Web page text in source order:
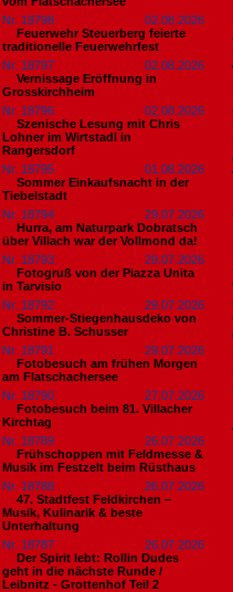
Nr. 18798
02.08.2026
Feuerwehr Steuerberg feierte
traditionelle Feuerwehrfest
Nr. 18797
02.08.2026
Vernissage Eröffnung in
Grosskirchheim
Nr. 18796
02.08.2026
Szenische Lesung mit Chris
Lohner im Wirtstadl in
Rangersdorf
Nr. 18795
01.08.2026
Sommer Einkaufsnacht in der
Tiebelstadt
Nr. 18794
29.07.2026
Hurra, am Naturpark Dobratsch
über Villach war der Vollmond da!
Nr. 18793
29.07.2026
Fotogruß von der Piazza Unita
in Tarvisio
Nr. 18792
29.07.2026
Sommer-Stiegenhausdeko von
Christine B. Schusser
Nr. 18791
29.07.2026
Fotobesuch am frühen Morgen
am Flatschachersee
Nr. 18790
27.07.2026
Fotobesuch beim 81. Villacher
Kirchtag
Nr. 18789
26.07.2026
Frühschoppen mit Feldmesse &
Musik im Festzelt beim Rüsthaus
Nr. 18788
26.07.2026
47. Stadtfest Feldkirchen –
Musik, Kulinarik & beste
Unterhaltung
Nr. 18787
26.07.2026
Der Spirit lebt: Rollin Dudes
geht in die nächste Runde /
Leibnitz - Grottenhof Teil 2